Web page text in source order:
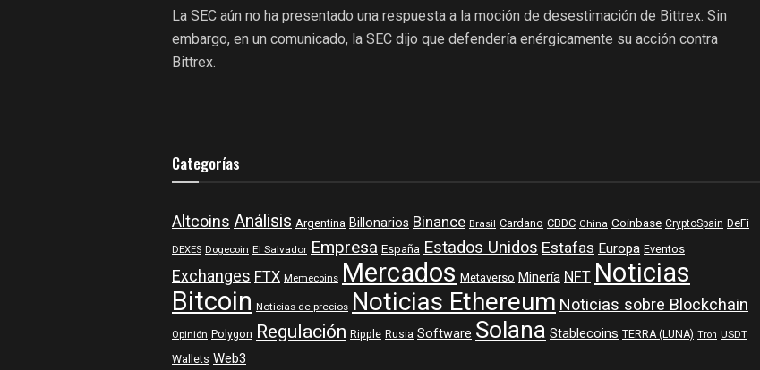
La SEC aún no ha presentado una respuesta a la moción de desestimación de Bittrex. Sin
embargo, en un comunicado, la SEC dijo que defendería enérgicamente su acción contra
Bittrex.
Categorías
AltcoinsAnálisis Argentina Billonarios Binance Brasil Cardano CBDC China Coinbase CryptoSpain DeFi
DEXES Dogecoin El Salvador Empresa España Estados UnidosEstafasEuropa Eventos
ExchangesFTX Memecoins Mercados Metaverso MineríaNFTNoticias
Bitcoin Noticias de precios Noticias EthereumNoticias sobre Blockchain
Opinión Polygon Regulación Ripple Rusia Software SolanaStablecoins TERRA (LUNA) Tron USDT
Wallets Web3